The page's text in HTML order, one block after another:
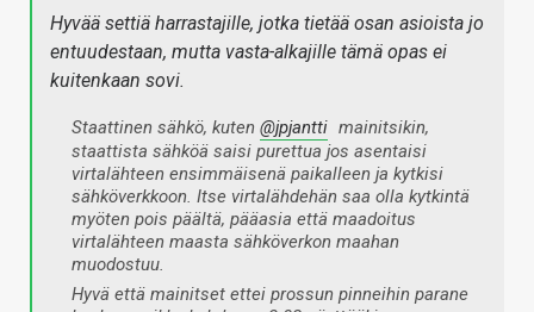
Hyvää settiä harrastajille, jotka tietää osan asioista jo
entuudestaan, mutta vasta-alkajille tämä opas ei
kuitenkaan sovi.
Staattinen sähkö, kuten @jpjantti mainitsikin,
staattista sähköä saisi purettua jos asentaisi
virtalähteen ensimmäisenä paikalleen ja kytkisi
sähköverkkoon. Itse virtalähdehän saa olla kytkintä
myöten pois päältä, pääasia että maadoitus
virtalähteen maasta sähköverkon maahan
muodostuu.
Hyvä että mainitset ettei prossun pinneihin parane